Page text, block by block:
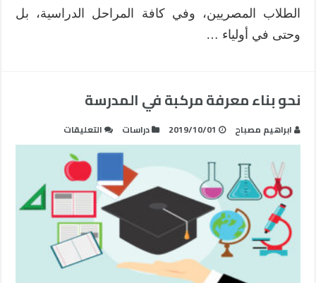
الطلاب المصريين، وفي كافة المراحل الدراسية، بل
وحتى في أولياء …
نحو بناء معرفة مركبة في المدرسة
ابراهيم مصباح 2019/10/01 دراسات التعليقات
نحو
بناء
معرفة
مركبة
في
المدرسة
مغلقة